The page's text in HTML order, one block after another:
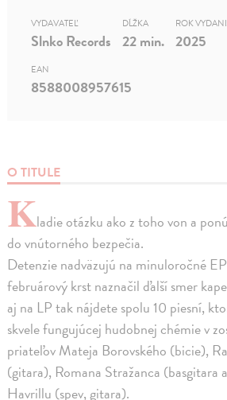
O TITULE
Kladie otázku ako z toho von a
do vnútorného bezpečia.
Detenzie nadväzujú na minuloročné
februárový krst naznačil ďalší smer
aj na LP tak nájdete spolu 10 piesní,
skvele fungujúcej hudobnej chémie v
priateľov Mateja Borovského (bicie),
(gitara), Romana Stražanca (basgitara
Havrillu (spev, gitara).
VYDAVATEĽ
Slnko Records
DĹŽKA
22 min.
ROK
2025
EAN
8588008957615